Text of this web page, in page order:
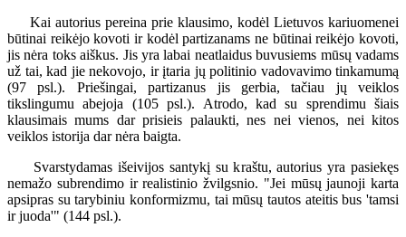
Kai autorius pereina prie klausimo, kodėl Lietuvos kariuomenei
būtinai reikėjo kovoti ir kodėl partizanams ne būtinai reikėjo kovoti,
jis nėra toks aiškus. Jis yra labai neatlaidus buvusiems mūsų vadams
už tai, kad jie nekovojo, ir įtaria jų politinio vadovavimo tinkamumą
(97 psl.). Priešingai, partizanus jis gerbia, tačiau jų veiklos
tikslingumu abejoja (105 psl.). Atrodo, kad su sprendimu šiais
klausimais mums dar prisieis palaukti, nes nei vienos, nei kitos
veiklos istorija dar nėra baigta.
Svarstydamas išeivijos santykį su kraštu, autorius yra pasiekęs
nemažo subrendimo ir realistinio žvilgsnio. "Jei mūsų jaunoji karta
apsipras su tarybiniu konformizmu, tai mūsų tautos ateitis bus 'tamsi
ir juoda'" (144 psl.).